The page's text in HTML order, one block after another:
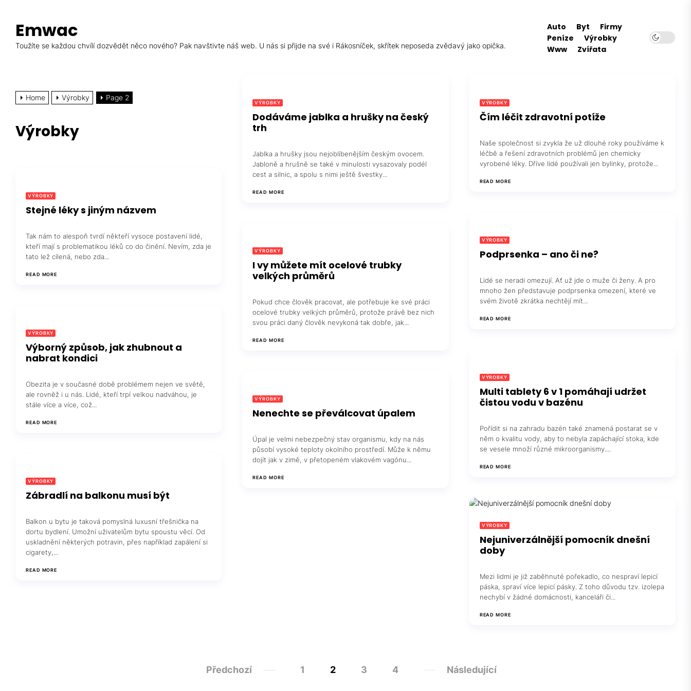
content
Emwac
Toužíte se každou chvílí dozvědět něco nového? Pak navštivte náš web. U nás si přijde na své i Rákosníček, skřítek neposeda zvědavý jako opička.
Auto Byt
Firmy
Peníze
Výrobky
Www
Zvířata
Home Výrobky Page 2
Výrobky
VÝROBKY
Dodáváme jablka a hrušky na český
trh
Jablka a hrušky jsou nejoblíbenějším českým ovocem.
Jabloně a hrušně se také v minulosti vysazovaly podél
cest a silnic, a spolu s nimi ještě švestky...
READ MORE
VÝROBKY
Čím léčit zdravotní potíže
Naše společnost si zvykla že už dlouhé roky používáme k
léčbě a řešení zdravotních problémů jen chemicky
vyrobené léky. Dříve lidé používali jen bylinky, protože...
READ MORE
VÝROBKY
Stejné léky s jiným názvem
Tak nám to alespoň tvrdí někteří vysoce postavení lidé,
kteří mají s problematikou léků co do činění. Nevím, zda je
tato lež cílená, nebo zda...
READ MORE
VÝROBKY
Podprsenka – ano či ne?
Lidé se neradi omezují. Ať už jde o muže či ženy. A pro
mnoho žen představuje podprsenka omezení, které ve
svém životě zkrátka nechtějí mít...
READ MORE
VÝROBKY
I vy můžete mít ocelové trubky
velkých průměrů
Pokud chce člověk pracovat, ale potřebuje ke své práci
ocelové trubky velkých průměrů, protože právě bez nich
svou práci daný člověk nevykoná tak dobře, jak...
READ MORE
VÝROBKY
Výborný způsob, jak zhubnout a
nabrat kondici
Obezita je v současné době problémem nejen ve světě,
ale rovněž i u nás. Lidé, kteří trpí velkou nadváhou, je
stále více a více, což...
READ MORE
VÝROBKY
Multi tablety 6 v 1 pomáhají udržet
čistou vodu v bazénu
Pořídit si na zahradu bazén také znamená postarat se v
něm o kvalitu vody, aby to nebyla zapáchající stoka, kde
se vesele množí různé mikroorganismy....
READ MORE
VÝROBKY
Nenechte se převálcovat úpalem
Úpal je velmi nebezpečný stav organismu, kdy na nás
působí vysoké teploty okolního prostředí. Může k němu
dojít jak v zimě, v přetopeném vlakovém vagónu...
READ MORE
VÝROBKY
Zábradlí na balkonu musí být
Balkon u bytu je taková pomyslná luxusní třešnička na
dortu bydlení. Umožní uživatelům bytu spoustu věcí. Od
uskladnění některých potravin, přes například zapálení si
cigarety,...
READ MORE
VÝROBKY
Nejuniverzálnější pomocník dnešní
doby
Mezi lidmi je již zaběhnuté pořekadlo, co nespraví lepicí
páska, spraví více lepicí pásky. Z toho důvodu tzv. izolepa
nechybí v žádné domácnosti, kanceláři či...
READ MORE
Předchozí 1 2 3 4 Následující